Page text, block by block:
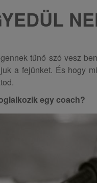
tűnő szó vesz
a fejünket. És hogy
egy coach?